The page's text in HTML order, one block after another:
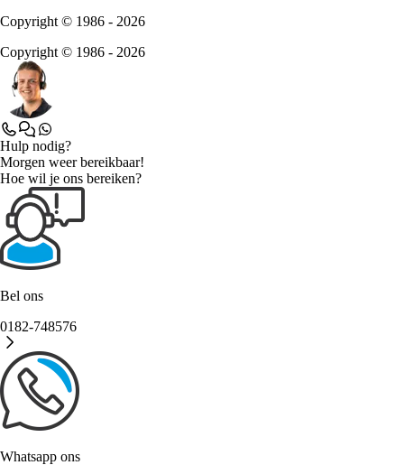
Copyright © 1986 - 2026
Copyright © 1986 - 2026
Hulp nodig?
Morgen weer bereikbaar!
Hoe wil je ons bereiken?
Bel ons
0182-748576
Whatsapp ons